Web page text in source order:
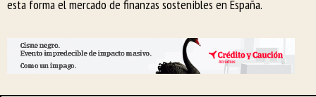
esta forma el mercado de finanzas sostenibles en España.